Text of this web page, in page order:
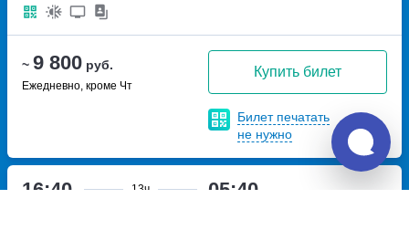
~ 9 800 руб.
Ежедневно, кроме Чт
Купить билет
Билет печатать
не нужно
16:40 13ч 05:40